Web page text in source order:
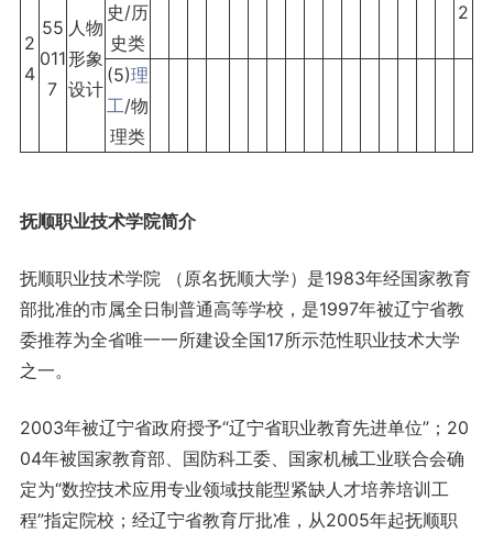
2
4
55
011
7
人物
形象
设计
史/历
史类
2
(5)理
工/物
理类
抚顺职业技术学院简介
抚顺职业技术学院 （原名抚顺大学）是1983年经国家教育
部批准的市属全日制普通高等学校，是1997年被辽宁省教
委推荐为全省唯一一所建设全国17所示范性职业技术大学
之一。
2003年被辽宁省政府授予“辽宁省职业教育先进单位”；20
04年被国家教育部、国防科工委、国家机械工业联合会确
定为“数控技术应用专业领域技能型紧缺人才培养培训工
程”指定院校；经辽宁省教育厅批准，从2005年起抚顺职